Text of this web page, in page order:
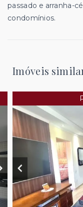
passado e arranha-
condomínios.
Imóveis